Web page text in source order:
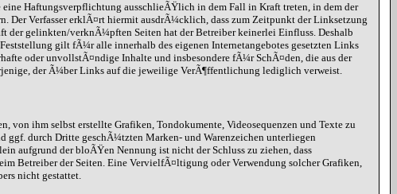
Haftungsverpflichtung ausschlieÃŸlich in dem Fall in Kraft treten, in dem der
Der Verfasser erklÃ¤rt hiermit ausdrÃ¼cklich, dass zum Zeitpunkt der Linksetzung
der gelinkten/verknÃ¼pften Seiten hat der Betreiber keinerlei Einfluss. Deshalb
gilt fÃ¼r alle innerhalb des eigenen Internetangebotes gesetzten Links
oder unvollstÃ¤ndige Inhalte und insbesondere fÃ¼r SchÃ¤den, die aus der
der Ã¼ber Links auf die jeweilige VerÃ¶ffentlichung lediglich verweist.
von ihm selbst erstellte Grafiken, Tondokumente, Videosequenzen und Texte zu
ggf. durch Dritte geschÃ¼tzten Marken- und Warenzeichen unterliegen
aufgrund der bloÃŸen Nennung ist nicht der Schluss zu ziehen, dass
Betreiber der Seiten. Eine VervielfÃ¤ltigung oder Verwendung solcher Grafiken,
nicht gestattet.